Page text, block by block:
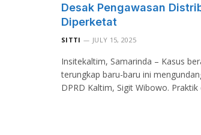
Desak Pengawasan
Diperketat
SITTI JULY 15, 2025
Insitekaltim, Samarinda – Kasus
terungkap baru-baru ini
DPRD Kaltim, Sigit Wibowo.